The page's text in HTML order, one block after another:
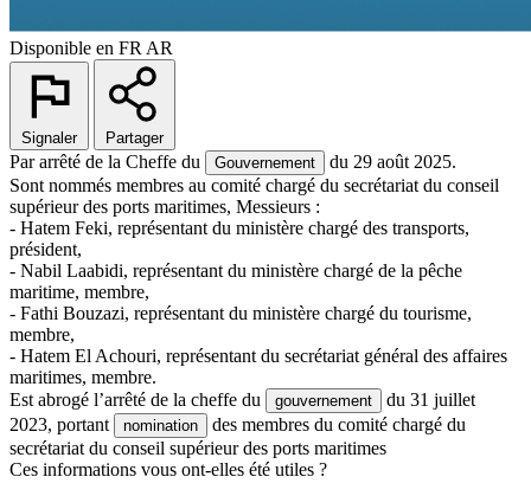
Disponible en FR AR
Signaler Partager
Par arrêté de la Cheffe du Gouvernement
du 29 août 2025.
Sont nommés membres au comité chargé du secrétariat du conseil
supérieur des ports maritimes, Messieurs :
- Hatem Feki, représentant du ministère chargé des transports,
président,
- Nabil Laabidi, représentant du ministère chargé de la pêche
maritime, membre,
- Fathi Bouzazi, représentant du ministère chargé du tourisme,
membre,
- Hatem El Achouri, représentant du secrétariat général des affaires
maritimes, membre.
Est abrogé l’arrêté de la cheffe du
gouvernement
du 31 juillet
2023, portant
nomination
des membres du comité chargé du
secrétariat du conseil supérieur des ports maritimes
Ces informations vous ont-elles été utiles ?